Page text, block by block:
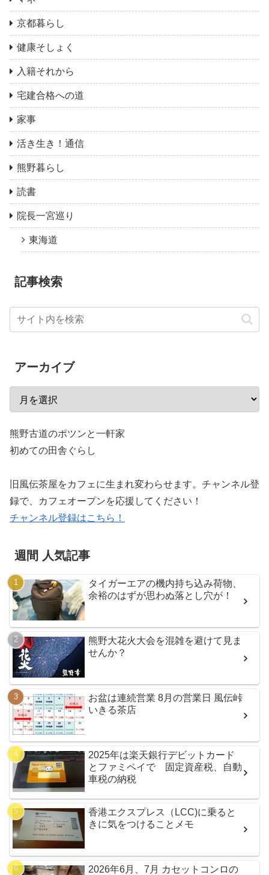
京都暮らし
健康そしょく
入籍それから
宅建合格への道
家事
活き生き！通信
熊野暮らし
読書
院長一宮巡り
東海道
記事検索
アーカイブ
熊野古道のポツンと一軒家
初めての田舎ぐらし
旧風伝茶屋をカフェに生まれ変わらせます。チャンネル登
録で、カフェオープンを応援してください！
チャンネル登録はこちら！
週間 人気記事
タイガーエアの機内持ち込み荷物、
余裕のはずが思わぬ落とし穴が！
熊野大花火大会を混雑を避けて見ま
せんか？
お盆は連続営業 8月の営業日 風伝峠
いきる茶店
2025年は楽天銀行デビットカード
とファミペイで 固定資産税、自動
車税の納税
香港エクスプレス（LCC)に乗ると
きに気をつけることメモ
2026年6月、7月 カセットコンロの